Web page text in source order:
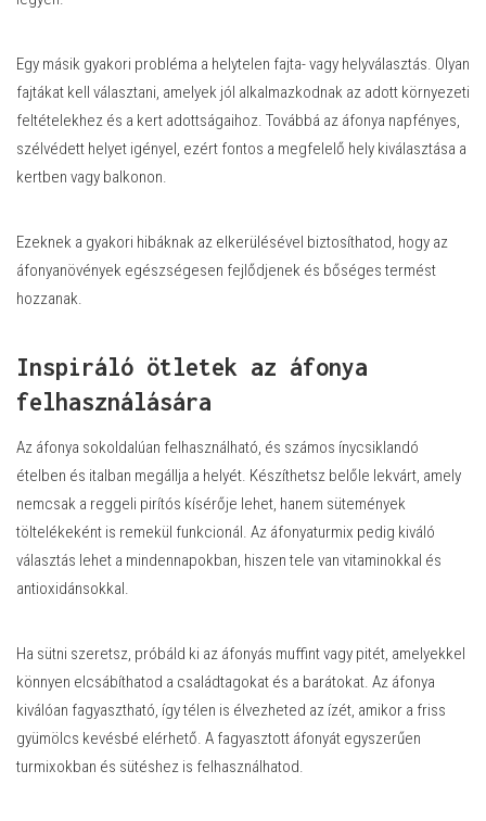
Egy másik gyakori probléma a helytelen fajta- vagy helyválasztás. Olyan
fajtákat kell választani, amelyek jól alkalmazkodnak az adott környezeti
feltételekhez és a kert adottságaihoz. Továbbá az áfonya napfényes,
szélvédett helyet igényel, ezért fontos a megfelelő hely kiválasztása a
kertben vagy balkonon.
Ezeknek a gyakori hibáknak az elkerülésével biztosíthatod, hogy az
áfonyanövények egészségesen fejlődjenek és bőséges termést
hozzanak.
Inspiráló ötletek az áfonya
felhasználására
Az áfonya sokoldalúan felhasználható, és számos ínycsiklandó
ételben és italban megállja a helyét. Készíthetsz belőle lekvárt, amely
nemcsak a reggeli pirítós kísérője lehet, hanem sütemények
töltelékeként is remekül funkcionál. Az áfonyaturmix pedig kiváló
választás lehet a mindennapokban, hiszen tele van vitaminokkal és
antioxidánsokkal.
Ha sütni szeretsz, próbáld ki az áfonyás muffintvagy pitét, amelyekkel
könnyen elcsábíthatod a családtagokat és a barátokat. Az áfonya
kiválóan fagyasztható, így télen is élvezheted az ízét, amikor a friss
gyümölcs kevésbé elérhető. A fagyasztott áfonyát egyszerűen
turmixokban és sütéshez is felhasználhatod.